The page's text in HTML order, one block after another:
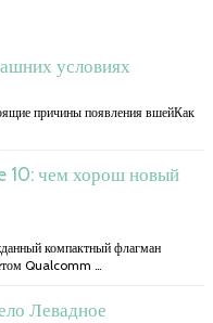
условиях
причины появления вшейКак
10: чем хорош новый
компактный флагман
Qualcomm …
Левадное